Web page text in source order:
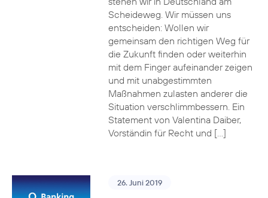
Scheideweg. Wir müssen uns
entscheiden: Wollen wir
gemeinsam den richtigen Weg für
die Zukunft finden oder weiterhin
mit dem Finger aufeinander zeigen
und mit unabgestimmten
Maßnahmen zulasten anderer die
Situation verschlimmbessern. Ein
Statement von Valentina Daiber,
Vorständin für Recht und […]
26. Juni 2019